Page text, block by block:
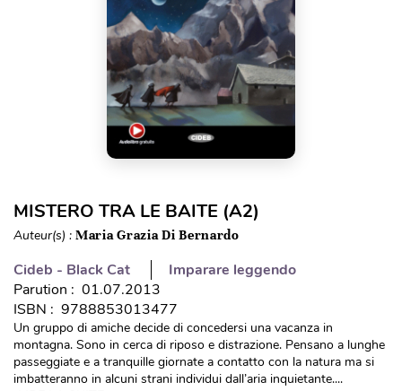
MISTERO TRA LE BAITE (A2)
Auteur(s) : Maria Grazia Di Bernardo
Cideb - Black Cat
Imparare leggendo
Parution : 01.07.2013
ISBN : 9788853013477
Un gruppo di amiche decide di concedersi una vacanza in
montagna. Sono in cerca di riposo e distrazione. Pensano a lunghe
passeggiate e a tranquille giornate a contatto con la natura ma si
imbatteranno in alcuni strani individui dall’aria inquietante....